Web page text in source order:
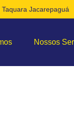
Jacarepaguá
Nossos